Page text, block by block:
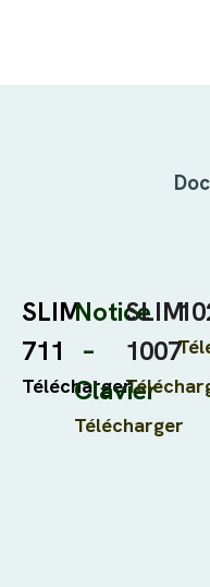
SLIM
711
Télécharger
Notice
–
Clavier
Télécharger
SLIM
1007